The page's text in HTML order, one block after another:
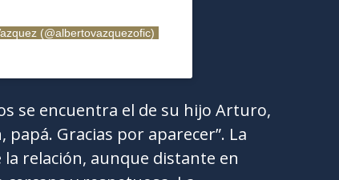
(@albertovazquezofic)
se encuentra el de su hijo Arturo,
Gracias por aparecer”. La
relación, aunque distante en